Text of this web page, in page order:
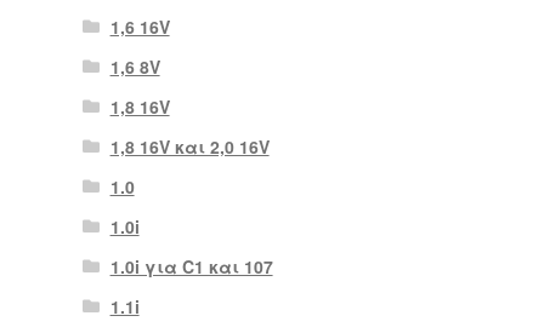
1,6 16V
1,6 8V
1,8 16V
1,8 16V και 2,0 16V
1.0
1.0i
1.0i για C1 και 107
1.1i